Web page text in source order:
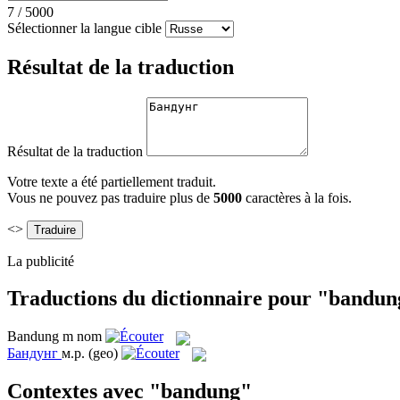
7 / 5000
Sélectionner la langue cible
Résultat de la traduction
Résultat de la traduction
Votre texte a été partiellement traduit.
Vous ne pouvez pas traduire plus de 5000 caractères à la fois.
<>
La publicité
Traductions du dictionnaire pour
Bandung m nom
Бандунг м.р. (geo)
Contextes avec "bandung"